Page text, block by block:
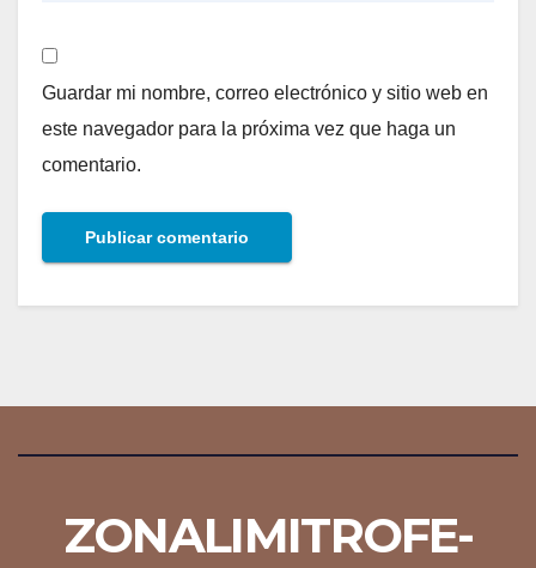
Guardar mi nombre, correo electrónico y sitio web en
este navegador para la próxima vez que haga un
comentario.
ZONALIMITROFE-